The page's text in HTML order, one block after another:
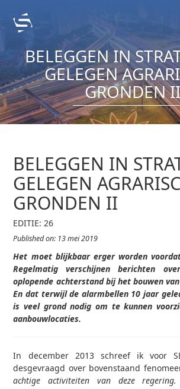
BELEGGEN IN
GELEGEN
GRONDEN II
BELEGGEN IN
GELEGEN
GRONDEN II
EDITIE: 26
Published on: 13 mei 2019
Het moet blijkbaar erger worden
Regelmatig verschijnen berichten
oplopende achterstand bij het bouwen
En dat terwijl de alarmbellen 10 jaar
is veel grond nodig om te kunnen
aanbouwlocaties.
In december 2013 schreef ik voor
desgevraagd over bovenstaand
achtige activiteiten van deze